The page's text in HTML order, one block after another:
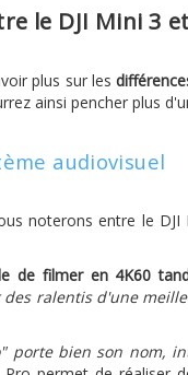
le DJI Mini 3
plus sur les
ainsi pencher plus
audiovisuel
noterons entre le
de filmer en 4K60
des ralentis d'une
porte bien son nom,